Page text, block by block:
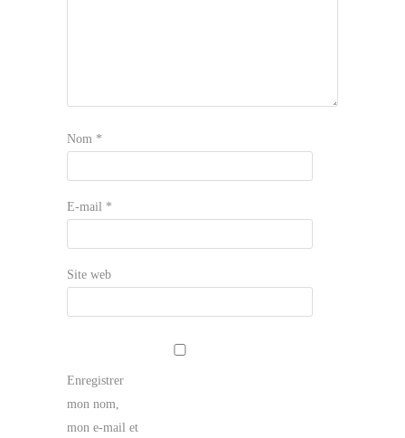
Nom *
E-mail *
Site web
Enregistrer
mon nom,
mon e-mail et